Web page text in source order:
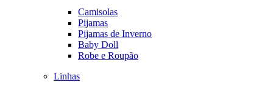
Camisolas
Pijamas
Pijamas de Inverno
Baby Doll
Robe e Roupão
Linhas